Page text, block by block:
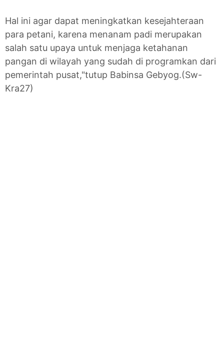
Hal ini agar dapat meningkatkan kesejahteraan
para petani, karena menanam padi merupakan
salah satu upaya untuk menjaga ketahanan
pangan di wilayah yang sudah di programkan dari
pemerintah pusat,"tutup Babinsa Gebyog.(Sw-
Kra27)